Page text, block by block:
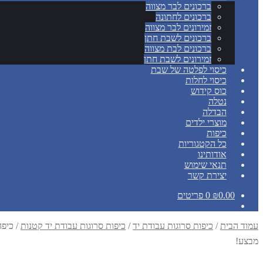
ברכונים לבר מצווה
ברכונים לחתונה
זמירונים לבר מצווה
ברכונים לשבת חתן
ברכונים לבת מצווה
זמירונים לשבת חתן
כיסוי לפלטה של שבת
כיסוי לחלות
כוס קידוש
נטלה
הבדלה
מוצרי ילדים
כיפות
כל הקטגוריות
אודותינו
תנאי שימוש
יצירת קשר
₪0.00 0 פריטים
עמוד הבית / כיפות סרוגות עבודת יד/ כיפות סרוגות עבודת יד קטנות / כיפה
מבצע!